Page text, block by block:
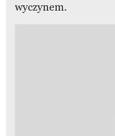
wyczynem.